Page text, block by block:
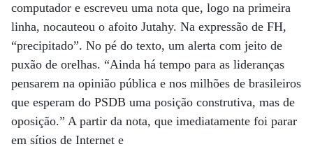
computador e escreveu uma nota que, logo na primeira
linha, nocauteou o afoito Jutahy. Na expressão de FH,
“precipitado”. No pé do texto, um alerta com jeito de
puxão de orelhas. “Ainda há tempo para as lideranças
pensarem na opinião pública e nos milhões de brasileiros
que esperam do PSDB uma posição construtiva, mas de
oposição.” A partir da nota, que imediatamente foi parar
em sítios de Internet e